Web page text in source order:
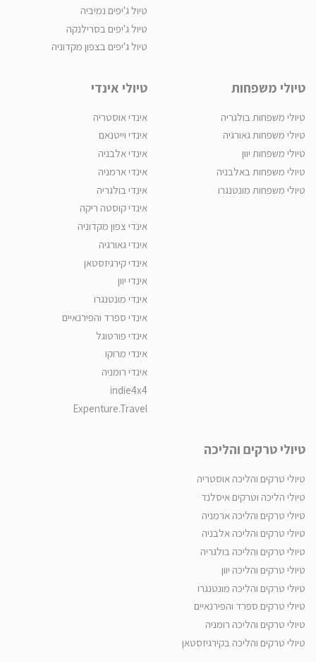
טיול ג'יפים נמיביה
טיול ג'יפים בסרילנקה
טיול ג'יפים בצפון מקדוניה
טיולי משפחות
טיולי משפחות בולגריה
טיולי משפחות גאורגיה
טיולי משפחות יוון
טיולי משפחות באלבניה
טיולי משפחות מונטנגרו
טיולי אינדי
אינדי אוסטריה
אינדי וייטנאם
אינדי אלבניה
אינדי ארמניה
אינדי בולגריה
אינדי קוסטה ריקה
אינדי צפון מקדוניה
אינדי גאורגיה
אינדי קירגיזסטאן
אינדי יוון
אינדי מונטנגרו
אינדי ספרד והפירנאיים
אינדי פורטוגל
אינדי מרוקו
אינדי רומניה
indie4x4
Expenture.Travel
טיולי טרקים והליכה
טיולי טרקים והליכה אוסטריה
טיולי הליכה וטרקים איסלנד
טיולי טרקים והליכה ארמניה
טיולי טרקים והליכה אלבניה
טיולי טרקים והליכה בולגריה
טיולי טרקים והליכה יוון
טיולי טרקים והליכה מונטנגרו
טיולי טרקים ספרד והפירנאיים
טיולי טרקים והליכה רומניה
טיולי טרקים והליכה בקירגיזסטאן